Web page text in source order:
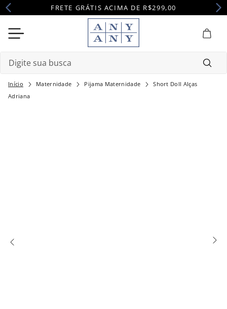
FRETE GRÁTIS ACIMA DE R$299,00
Maternidade Pijama Maternidade
Short Doll Alças
Adriana
Termos mais buscados